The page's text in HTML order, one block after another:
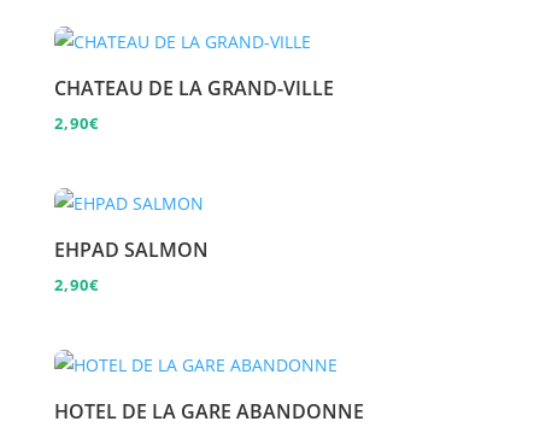
CHATEAU DE LA GRAND-VILLE
2,90€
EHPAD SALMON
2,90€
HOTEL DE LA GARE ABANDONNE